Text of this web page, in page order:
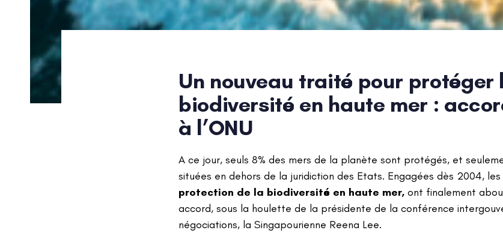
Un nouveau traité pour protéger
biodiversité en haute mer :
à l’ONU
A ce jour, seuls 8% des mers de la planète sont protégés, et
situées en dehors de la juridiction des Etats. Engagées dès 2004, les
protection de la biodiversité en haute mer, ont finalement
accord, sous la houlette de la présidente de la conférence
négociations, la Singapourienne Reena Lee.
Post
navigation